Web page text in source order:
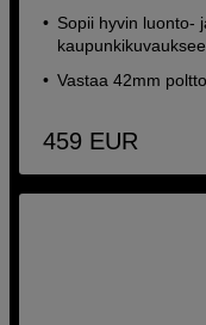
Sopii hyvin luonto-
Vastaa 42mm
459 EUR